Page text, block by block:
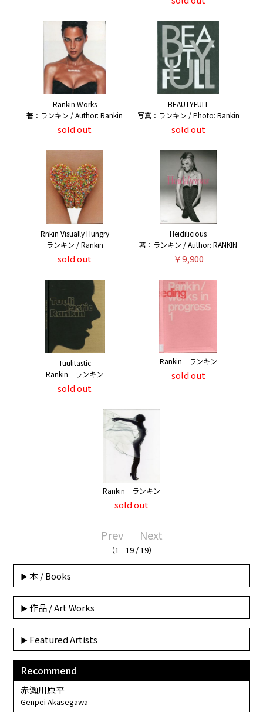
Rankin Works
著：ランキン / Author: Rankin
sold out
BEAUTYFULL
写真：ランキン / Photo: Rankin
sold out
Rnkin Visually Hungry
ランキン / Rankin
sold out
Heidilicious
著：ランキン / Author: RANKIN
￥9,900
Tuulitastic
Rankin ランキン
sold out
Rankin ランキン
sold out
Rankin ランキン
sold out
Prev Next
（1 - 19 / 19）
本 / Books
作品 / Art Works
Featured Artists
Recommend
赤瀬川原平
Genpei Akasegawa